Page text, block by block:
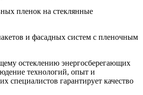
пленок на стеклянные
и фасадных систем с пленочным
остеклению энергосберегающих
технологий, опыт и
специалистов гарантирует качество